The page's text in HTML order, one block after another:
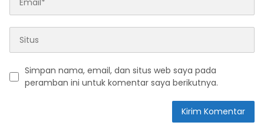
Simpan nama, email, dan situs web saya pada
peramban ini untuk komentar saya berikutnya.